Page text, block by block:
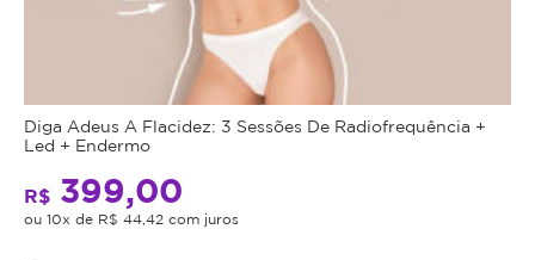
Diga Adeus A Flacidez: 3 Sessões De Radiofrequência +
Led + Endermo
R$ 399,00
ou 10x de R$ 44,42 com juros